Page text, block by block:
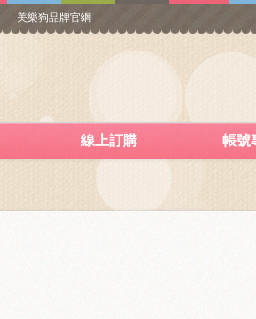
美樂狗品牌官網
線上訂購 帳號